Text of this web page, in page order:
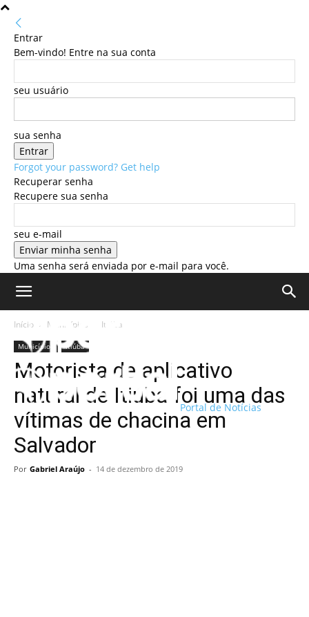
Entrar
Bem-vindo! Entre na sua conta
seu usuário
sua senha
Forgot your password? Get help
Recuperar senha
Recupere sua senha
seu e-mail
Uma senha será enviada por e-mail para você.
Portal de Notícias
Início Municípios Itiúba
Municípios Itiúba
Motorista de aplicativo
natural de Itiúba foi uma das
vítimas de chacina em
Salvador
Por Gabriel Araújo - 14 de dezembro de 2019